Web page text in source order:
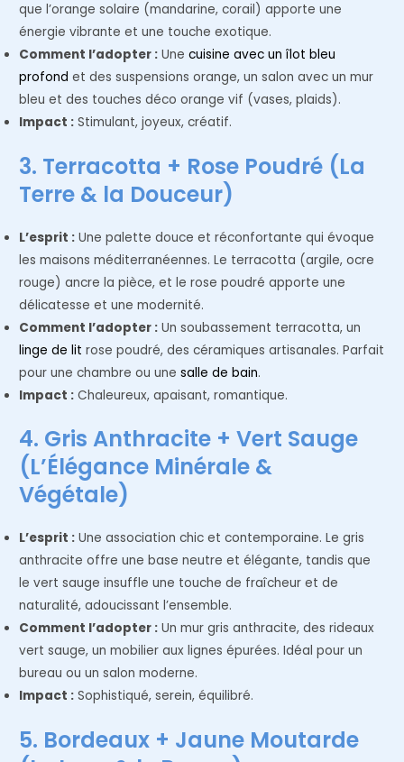
que l’orange solaire (mandarine, corail) apporte une
énergie vibrante et une touche exotique.
Comment l’adopter : Unecuisine avec un îlot bleu
profond et des suspensions orange, un salon avec un mur
bleu et des touches déco orange vif (vases, plaids).
Impact : Stimulant, joyeux, créatif.
3. Terracotta + Rose Poudré (La
Terre & la Douceur)
L’esprit : Une palette douce et réconfortante qui évoque
les maisons méditerranéennes. Le terracotta (argile, ocre
rouge) ancre la pièce, et le rose poudré apporte une
délicatesse et une modernité.
Comment l’adopter : Un soubassement terracotta, un
linge de lit rose poudré, des céramiques artisanales. Parfait
pour une chambre ou unesalle de bain.
Impact : Chaleureux, apaisant, romantique.
4. Gris Anthracite + Vert Sauge
(L’Élégance Minérale &
Végétale)
L’esprit : Une association chic et contemporaine. Le gris
anthracite offre une base neutre et élégante, tandis que
le vert sauge insuffle une touche de fraîcheur et de
naturalité, adoucissant l’ensemble.
Comment l’adopter : Un mur gris anthracite, des rideaux
vert sauge, un mobilier aux lignes épurées. Idéal pour un
bureau ou un salon moderne.
Impact : Sophistiqué, serein, équilibré.
5. Bordeaux + Jaune Moutarde